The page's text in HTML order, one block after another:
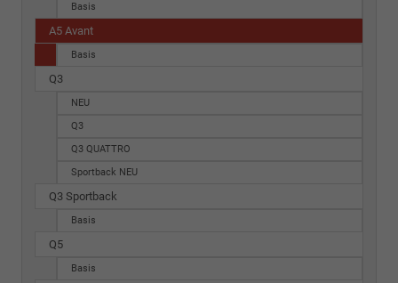
Basis
A5 Avant
Basis
Q3
NEU
Q3
Q3 QUATTRO
Sportback NEU
Q3 Sportback
Basis
Q5
Basis